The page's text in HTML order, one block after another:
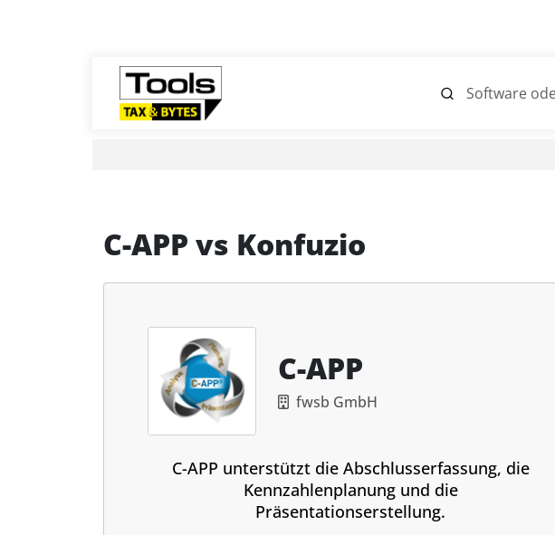
C-APP vs Konfuzio
C-APP
fwsb GmbH
C-APP unterstützt die Abschlusserfassung, die
Kennzahlenplanung und die
Präsentationserstellung.